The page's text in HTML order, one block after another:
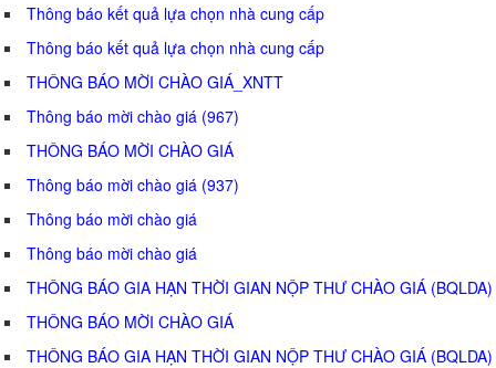
Thông báo kết quả lựa chọn nhà cung cấp
Thông báo kết quả lựa chọn nhà cung cấp
THÔNG BÁO MỜI CHÀO GIÁ_XNTT
Thông báo mời chào giá (967)
THÔNG BÁO MỜI CHÀO GIÁ
Thông báo mời chào giá (937)
Thông báo mời chào giá
Thông báo mời chào giá
THÔNG BÁO GIA HẠN THỜI GIAN NỘP THƯ CHÀO GIÁ (BQLDA)
THÔNG BÁO MỜI CHÀO GIÁ
THÔNG BÁO GIA HẠN THỜI GIAN NỘP THƯ CHÀO GIÁ (BQLDA)